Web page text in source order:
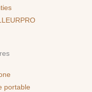
portable